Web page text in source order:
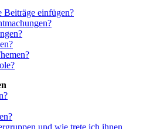
einfügen?
und wie trete ich ihnen